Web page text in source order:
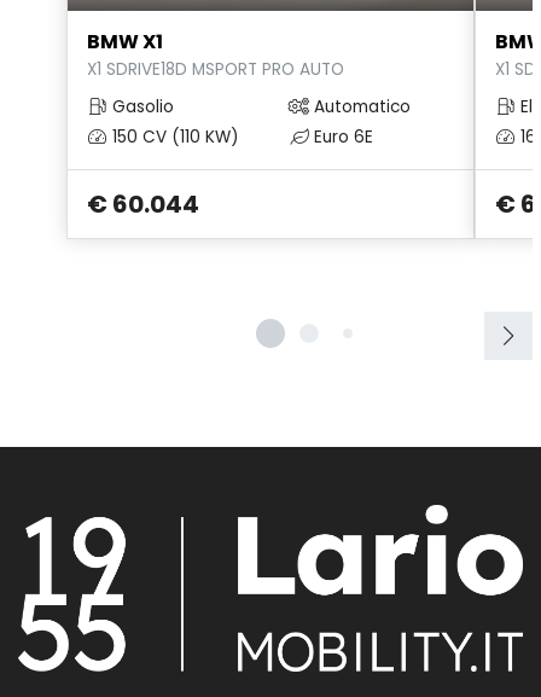
BMW X1
X1 SDRIVE18D MSPORT PRO AUTO
Gasolio
Automatico
150 CV (110 KW)
Euro 6E
€ 60.044
X1
€